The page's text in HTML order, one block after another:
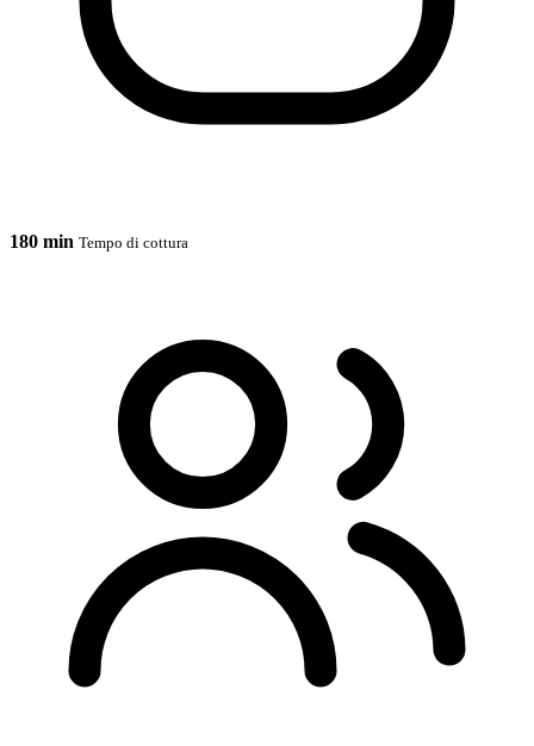
180 min Tempo di cottura